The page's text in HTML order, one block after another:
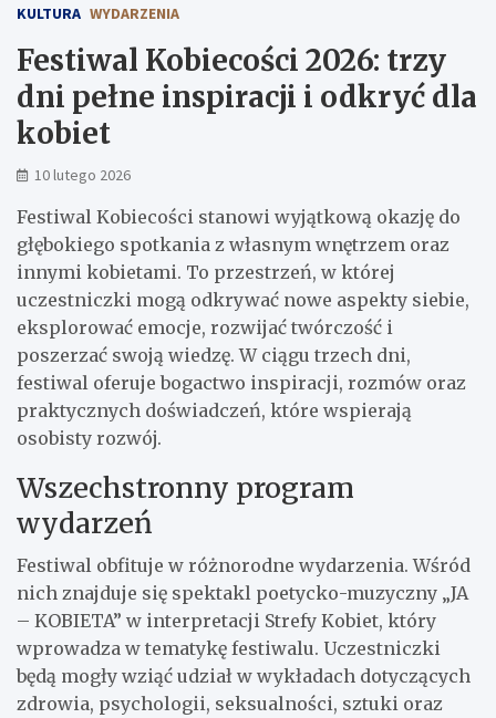
KULTURA WYDARZENIA
Festiwal Kobiecości 2026: trzy
dni pełne inspiracji i odkryć dla
kobiet
10 lutego 2026
Festiwal Kobiecości stanowi wyjątkową okazję do
głębokiego spotkania z własnym wnętrzem oraz
innymi kobietami. To przestrzeń, w której
uczestniczki mogą odkrywać nowe aspekty siebie,
eksplorować emocje, rozwijać twórczość i
poszerzać swoją wiedzę. W ciągu trzech dni,
festiwal oferuje bogactwo inspiracji, rozmów oraz
praktycznych doświadczeń, które wspierają
osobisty rozwój.
Wszechstronny program
wydarzeń
Festiwal obfituje w różnorodne wydarzenia. Wśród
nich znajduje się spektakl poetycko-muzyczny „JA
– KOBIETA” w interpretacji Strefy Kobiet, który
wprowadza w tematykę festiwalu. Uczestniczki
będą mogły wziąć udział w wykładach dotyczących
zdrowia, psychologii, seksualności, sztuki oraz